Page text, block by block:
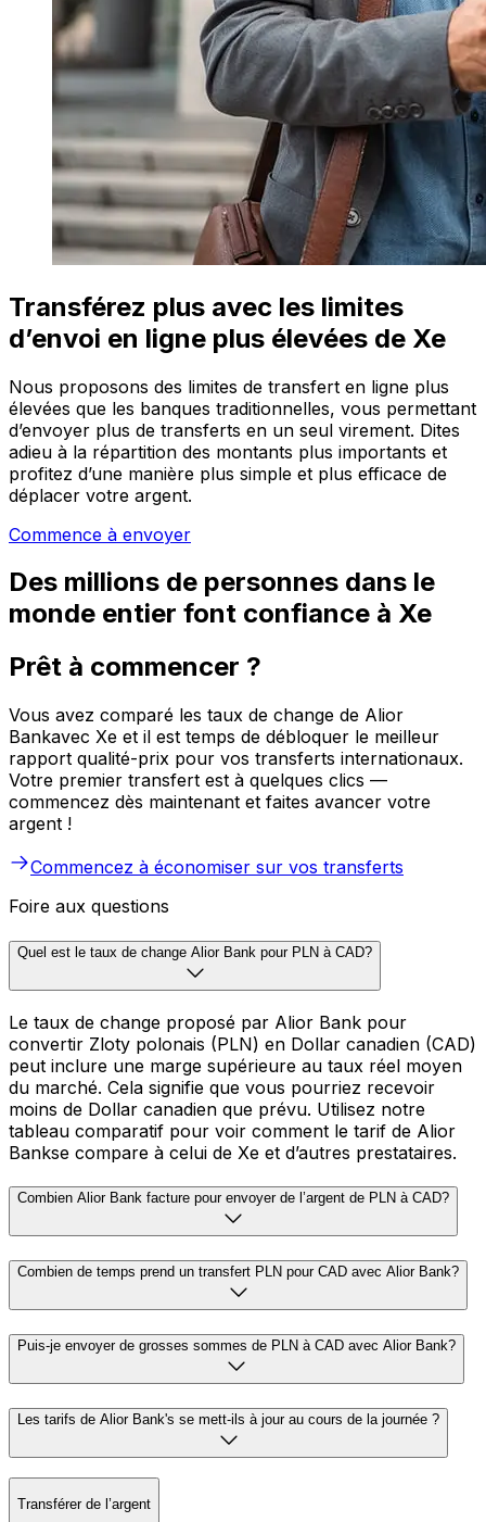
Transférez plus avec les limites
d’envoi en ligne plus élevées de Xe
Nous proposons des limites de transfert en ligne plus
élevées que les banques traditionnelles, vous permettant
d’envoyer plus de transferts en un seul virement. Dites
adieu à la répartition des montants plus importants et
profitez d’une manière plus simple et plus efficace de
déplacer votre argent.
Commence à envoyer
Des millions de personnes dans le
monde entier font confiance à Xe
Prêt à commencer ?
Vous avez comparé les taux de change de Alior
Bankavec Xe et il est temps de débloquer le meilleur
rapport qualité-prix pour vos transferts internationaux.
Votre premier transfert est à quelques clics —
commencez dès maintenant et faites avancer votre
argent !
Commencez à économiser sur vos transferts
Foire aux questions
Quel est le taux de change Alior Bank pour PLN à CAD?
Le taux de change proposé par Alior Bank pour
convertir Zloty polonais (PLN) en Dollar canadien (CAD)
peut inclure une marge supérieure au taux réel moyen
du marché. Cela signifie que vous pourriez recevoir
moins de Dollar canadien que prévu. Utilisez notre
tableau comparatif pour voir comment le tarif de Alior
Bankse compare à celui de Xe et d’autres prestataires.
Combien Alior Bank facture pour envoyer de l’argent de PLN à CAD?
Combien de temps prend un transfert PLN pour CAD avec Alior Bank?
Puis-je envoyer de grosses sommes de PLN à CAD avec Alior Bank?
Les tarifs de Alior Bank's se mett-ils à jour au cours de la journée ?
Transférer de l’argent